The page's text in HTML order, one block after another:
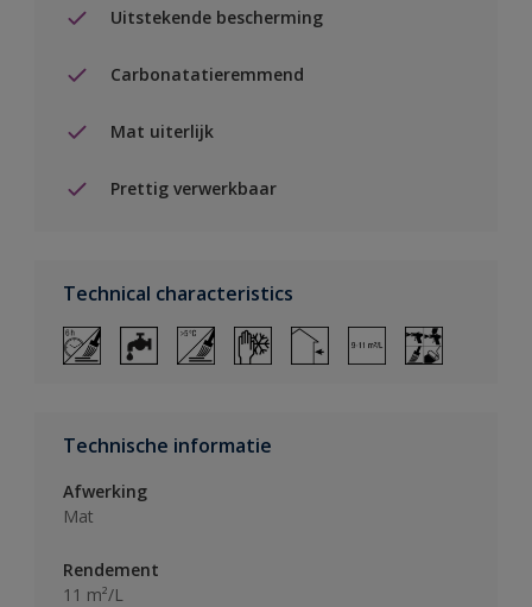
Uitstekende bescherming
Carbonatatieremmend
Mat uiterlijk
Prettig verwerkbaar
Technical characteristics
Technische informatie
Afwerking
Mat
Rendement
11 m²/L